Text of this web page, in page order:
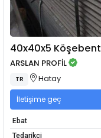
40x40x5 Köşebent
ARSLAN PROFİL
TR Hatay
İletişime geç
Ebat
Tedarikçi